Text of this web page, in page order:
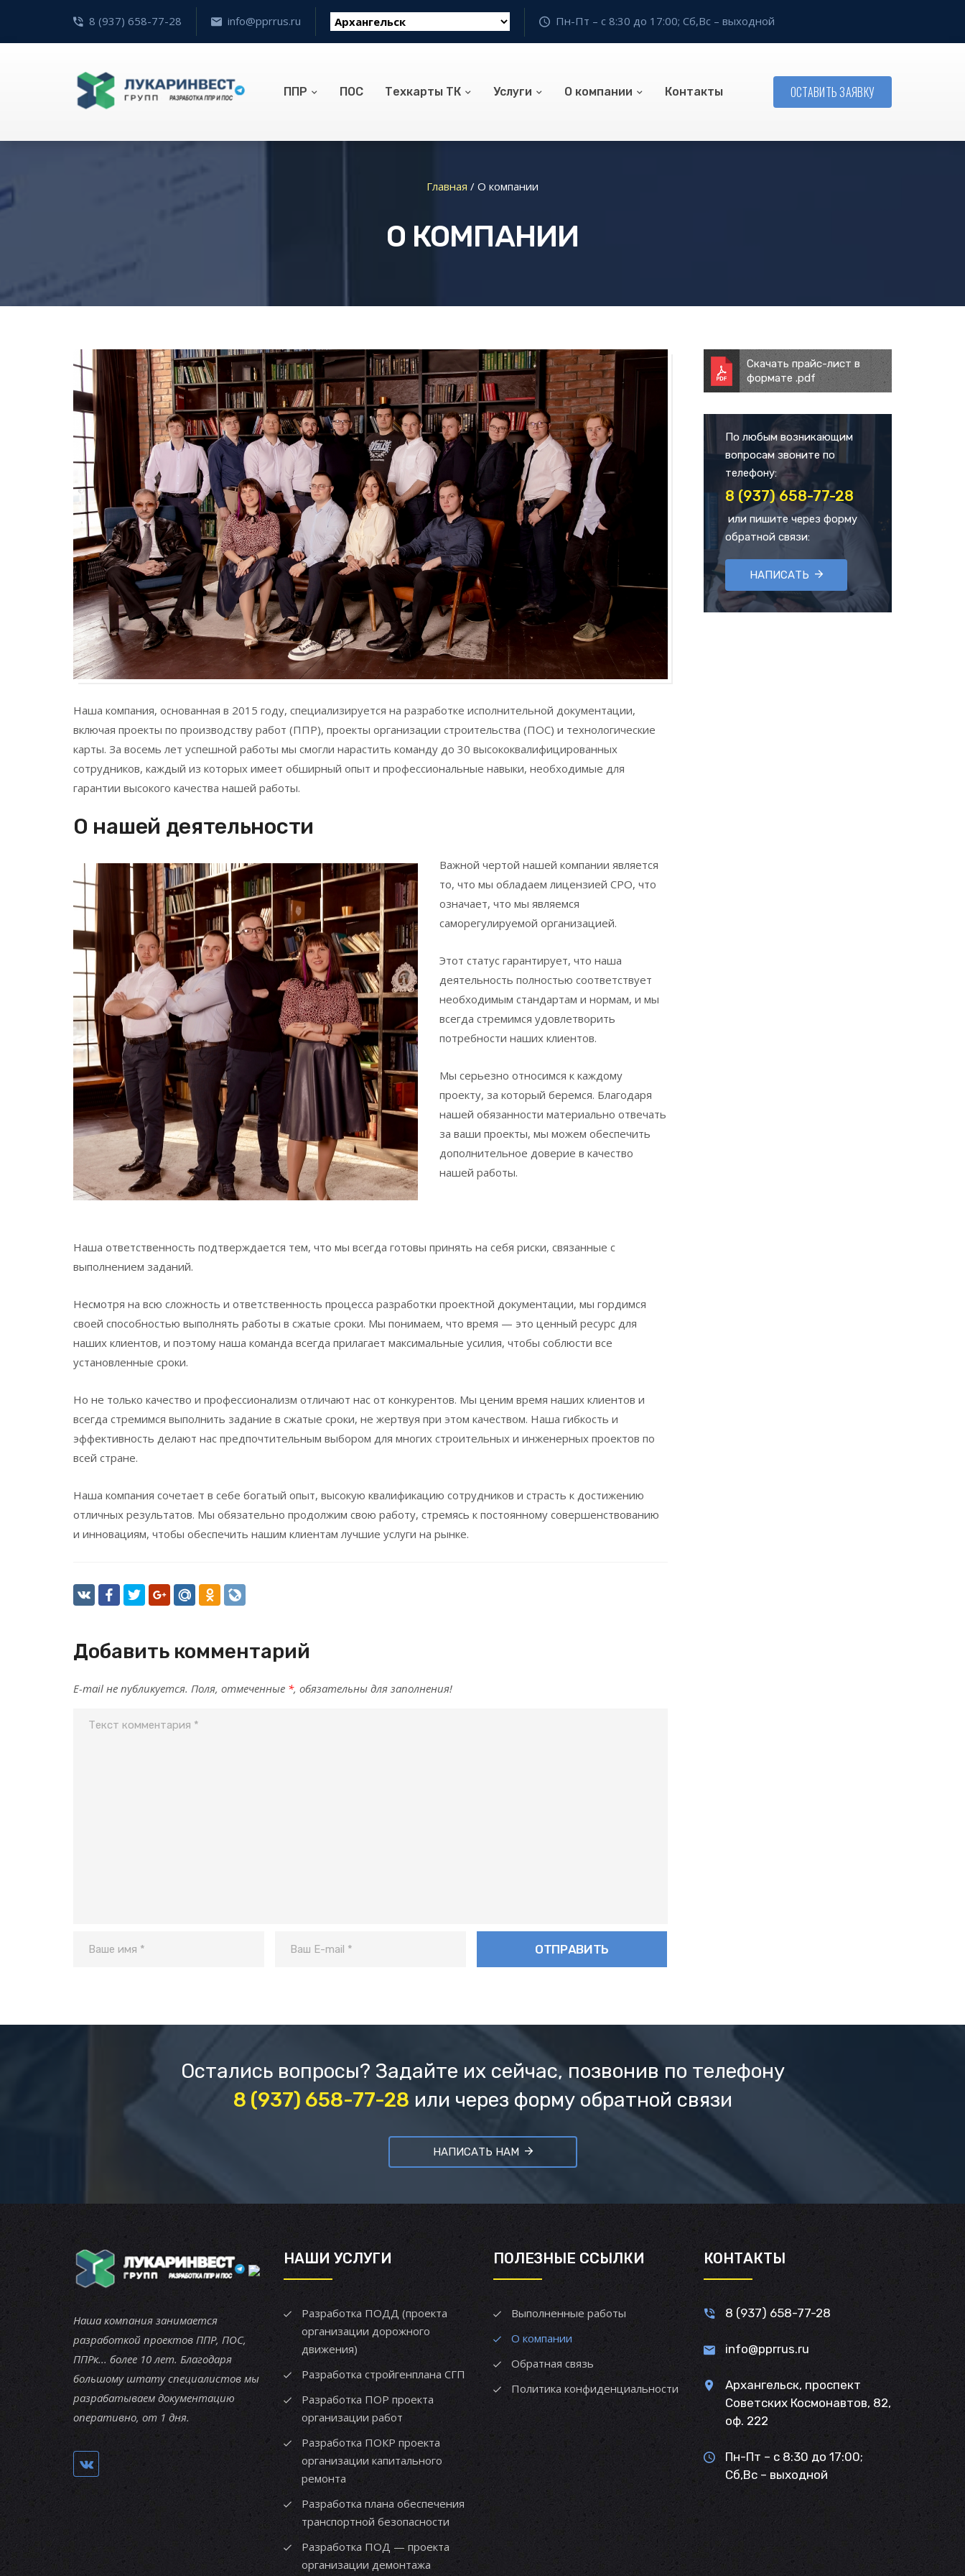
8 (937) 658-77-28 info@pprrus.ru Пн-Пт – с 8:30 до 17:00; Сб,Вс – выходной
ППР ПОС Техкарты ТК Услуги О компании Контакты ОСТАВИТЬ ЗАЯВКУ
Главная / О компании
О КОМПАНИИ
Наша компания, основанная в 2015 году, специализируется на разработке исполнительной документации,
включая проекты по производству работ (ППР), проекты организации строительства (ПОС) и технологические
карты. За восемь лет успешной работы мы смогли нарастить команду до 30 высококвалифицированных
сотрудников, каждый из которых имеет обширный опыт и профессиональные навыки, необходимые для
гарантии высокого качества нашей работы.
О нашей деятельности
Важной чертой нашей компании является
то, что мы обладаем лицензией СРО, что
означает, что мы являемся
саморегулируемой организацией.
Этот статус гарантирует, что наша
деятельность полностью соответствует
необходимым стандартам и нормам, и мы
всегда стремимся удовлетворить
потребности наших клиентов.
Мы серьезно относимся к каждому
проекту, за который беремся. Благодаря
нашей обязанности материально отвечать
за ваши проекты, мы можем обеспечить
дополнительное доверие в качество
нашей работы.
Наша ответственность подтверждается тем, что мы всегда готовы принять на себя риски, связанные с
выполнением заданий.
Несмотря на всю сложность и ответственность процесса разработки проектной документации, мы гордимся
своей способностью выполнять работы в сжатые сроки. Мы понимаем, что время — это ценный ресурс для
наших клиентов, и поэтому наша команда всегда прилагает максимальные усилия, чтобы соблюсти все
установленные сроки.
Но не только качество и профессионализм отличают нас от конкурентов. Мы ценим время наших клиентов и
всегда стремимся выполнить задание в сжатые сроки, не жертвуя при этом качеством. Наша гибкость и
эффективность делают нас предпочтительным выбором для многих строительных и инженерных проектов по
всей стране.
Наша компания сочетает в себе богатый опыт, высокую квалификацию сотрудников и страсть к достижению
отличных результатов. Мы обязательно продолжим свою работу, стремясь к постоянному совершенствованию
и инновациям, чтобы обеспечить нашим клиентам лучшие услуги на рынке.
Добавить комментарий
E-mail не публикуется. Поля, отмеченные *, обязательны для заполнения!
Скачать прайс-лист в
формате .pdf
По любым возникающим
вопросам звоните по
телефону:
8 (937) 658-77-28
или пишите через форму
обратной связи:
НАПИСАТЬ
Остались вопросы? Задайте их сейчас, позвонив по телефону
8 (937) 658-77-28 или через форму обратной связи
НАПИСАТЬ НАМ
Наша компания занимается
разработкой проектов ППР, ПОС,
ППРк... более 10 лет. Благодаря
большому штату специалистов мы
разрабатываем документацию
оперативно, от 1 дня.
НАШИ УСЛУГИ
Разработка ПОДД (проекта
организации дорожного
движения)
Разработка стройгенплана СГП
Разработка ПОР проекта
организации работ
Разработка ПОКР проекта
организации капитального
ремонта
Разработка плана обеспечения
транспортной безопасности
Разработка ПОД — проекта
организации демонтажа
ПОЛЕЗНЫЕ ССЫЛКИ
Выполненные работы
О компании
Обратная связь
Политика конфиденциальности
КОНТАКТЫ
8 (937) 658-77-28
info@pprrus.ru
Архангельск, проспект
Советских Космонавтов, 82,
оф. 222
Пн-Пт – с 8:30 до 17:00;
Сб,Вс – выходной